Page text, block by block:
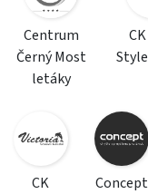
Centrum
Černý Most
letáky
CK
Concept